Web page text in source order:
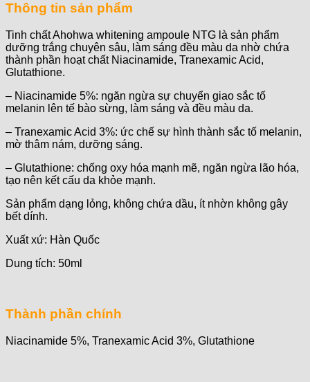
Thông tin sản phẩm
Tinh chất Ahohwa whitening ampoule NTG là sản phẩm
dưỡng trắng chuyên sâu, làm sáng đều màu da nhờ chứa
thành phần hoạt chất Niacinamide, Tranexamic Acid,
Glutathione.
– Niacinamide 5%: ngăn ngừa sự chuyển giao sắc tố
melanin lên tế bào sừng, làm sáng và đều màu da.
– Tranexamic Acid 3%: ức chế sự hình thành sắc tố melanin,
mờ thâm nám, dưỡng sáng.
– Glutathione: chống oxy hóa mạnh mẽ, ngăn ngừa lão hóa,
tạo nên kết cấu da khỏe mạnh.
Sản phẩm dạng lỏng, không chứa dầu, ít nhờn không gây
bết dính.
Xuất xứ: Hàn Quốc
Dung tích: 50ml
Thành phần chính
Niacinamide 5%, Tranexamic Acid 3%, Glutathione